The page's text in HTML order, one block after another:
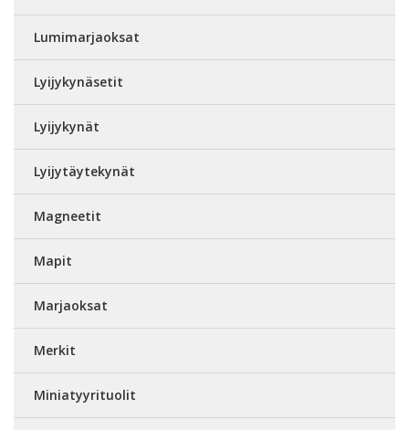
Lumimarjaoksat
Lyijykynäsetit
Lyijykynät
Lyijytäytekynät
Magneetit
Mapit
Marjaoksat
Merkit
Miniatyyrituolit